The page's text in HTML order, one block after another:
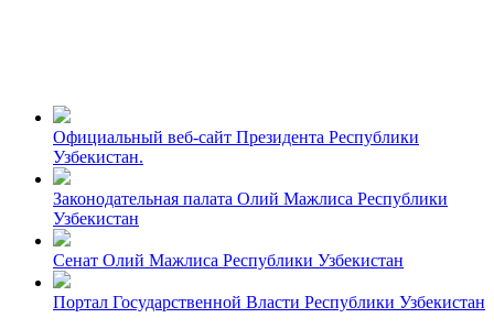
Официальный веб-сайт Президента Республики
Узбекистан.
Законодательная палата Олий Мажлиса Республики
Узбекистан
Сенат Олий Мажлиса Республики Узбекистан
Портал Государственной Власти Республики Узбекистан